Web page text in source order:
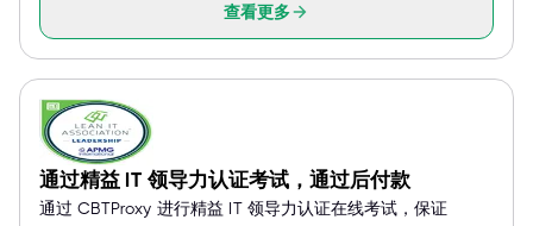
查看更多
通过精益 IT 领导力认证考试，通过后付款
通过 CBTProxy 进行精益 IT 领导力认证在线考试，保证